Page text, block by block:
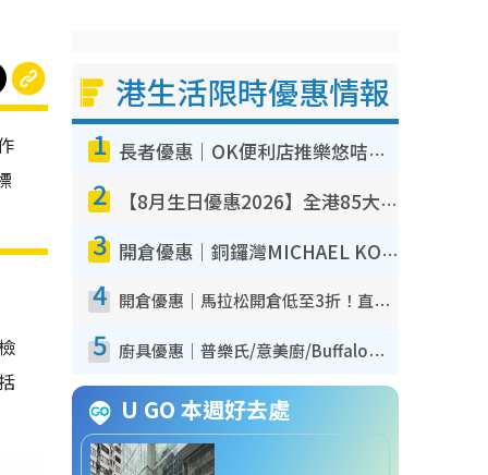
港生活限時優惠情報
1 長者優惠｜OK便利店推樂悠咭優惠！買麵包/牛奶/保健品拍卡即減
2 【8月生日優惠2026】全港85大食買玩著數攻略 自助餐/火鍋放題同行免費＋誠品/DONKI送現金券
3 開倉優惠｜銅鑼灣MICHAEL KORS開倉低至17折！直擊$500起買手袋/銀包/鞋款 必買經典Jet Set系列
4 開倉優惠｜馬拉松開倉低至3折！直擊$99起買adidas／New Balance／Puma鞋款 STANLEY保溫杯劈價至$119起
5 廚具優惠｜普樂氏/意美廚/Buffalo廚具低至3折！$89起買煎鍋／炒鑊／個人鍋 同場小家電激減至$99起
U GO 本週好去處